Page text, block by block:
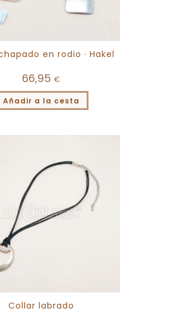
en rodio · Hakel
66,95 €
Añadir a la cesta
Collar labrado